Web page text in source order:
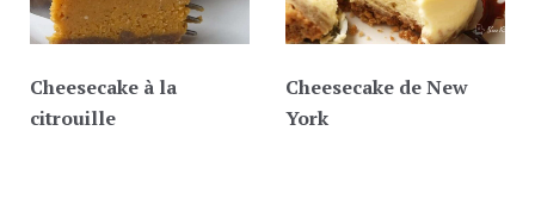
Cheesecake à la
citrouille
Cheesecake de New
York